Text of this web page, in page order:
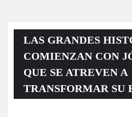
LAS GRANDES
COMIENZAN CON
QUE SE ATREVEN A
TRANSFORMAR SU